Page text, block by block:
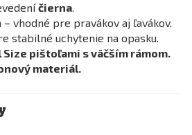
čierna.
– vhodné pre pravákov aj ľavákov.
stabilné uchytenie na opasku.
pištoľami s väčším rámom.
materiál.